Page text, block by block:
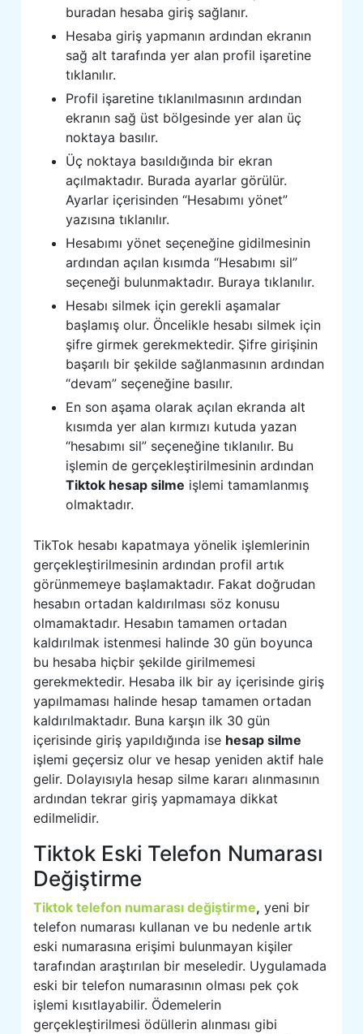
buradan hesaba giriş sağlanır.
Hesaba giriş yapmanın ardından ekranın
sağ alt tarafında yer alan profil işaretine
tıklanılır.
Profil işaretine tıklanılmasının ardından
ekranın sağ üst bölgesinde yer alan üç
noktaya basılır.
Üç noktaya basıldığında bir ekran
açılmaktadır. Burada ayarlar görülür.
Ayarlar içerisinden “Hesabımı yönet”
yazısına tıklanılır.
Hesabımı yönet seçeneğine gidilmesinin
ardından açılan kısımda “Hesabımı sil”
seçeneği bulunmaktadır. Buraya tıklanılır.
Hesabı silmek için gerekli aşamalar
başlamış olur. Öncelikle hesabı silmek için
şifre girmek gerekmektedir. Şifre girişinin
başarılı bir şekilde sağlanmasının ardından
“devam” seçeneğine basılır.
En son aşama olarak açılan ekranda alt
kısımda yer alan kırmızı kutuda yazan
“hesabımı sil” seçeneğine tıklanılır. Bu
işlemin de gerçekleştirilmesinin ardından
Tiktok hesap silme işlemi tamamlanmış
olmaktadır.
TikTok hesabı kapatmaya yönelik işlemlerinin
gerçekleştirilmesinin ardından profil artık
görünmemeye başlamaktadır. Fakat doğrudan
hesabın ortadan kaldırılması söz konusu
olmamaktadır. Hesabın tamamen ortadan
kaldırılmak istenmesi halinde 30 gün boyunca
bu hesaba hiçbir şekilde girilmemesi
gerekmektedir. Hesaba ilk bir ay içerisinde giriş
yapılmaması halinde hesap tamamen ortadan
kaldırılmaktadır. Buna karşın ilk 30 gün
içerisinde giriş yapıldığında ise hesap silme
işlemi geçersiz olur ve hesap yeniden aktif hale
gelir. Dolayısıyla hesap silme kararı alınmasının
ardından tekrar giriş yapmamaya dikkat
edilmelidir.
Tiktok Eski Telefon Numarası
Değiştirme
Tiktok telefon numarası değiştirme, yeni bir
telefon numarası kullanan ve bu nedenle artık
eski numarasına erişimi bulunmayan kişiler
tarafından araştırılan bir meseledir. Uygulamada
eski bir telefon numarasının olması pek çok
işlemi kısıtlayabilir. Ödemelerin
gerçekleştirilmesi ödüllerin alınması gibi